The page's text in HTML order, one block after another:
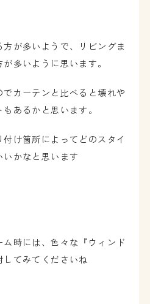
が多いようで、リビングま
多いように思います。
カーテンと比べると壊れや
あるかと思います。
け箇所によってどのスタイ
かなと思います
時には、色々な『ウィンド
てみてくださいね